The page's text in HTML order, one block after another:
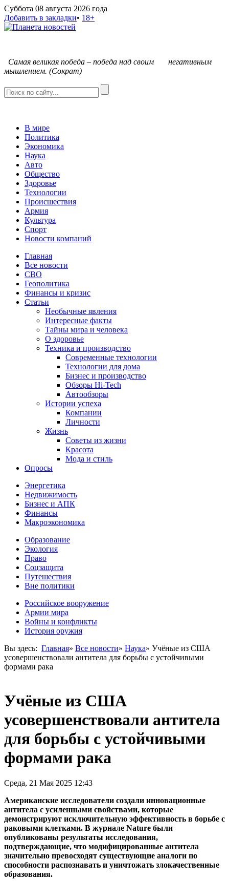
Суббота 08 августа 2026 года
Добавить в закладки• 18+
Самая великая победа – победа над своим негативным
мышлением. (Сократ)
В мире
Политика
Экономика
Наука
Авто
Общество
Здоровье
Технологии
Происшествия
Армия
Культура
Спорт
Новости компаний
Главная
Все новости
СВО
Геополитика
Финансы и кризис
Статьи
Необычные явления
Интересные факты
Тайны мира и человека
О здоровье
Техника и производство
Современные технологии
Технологии для дома
Бизнес и производство
Обзоры Hi-Tech
Автообзоры
Истории успеха
Компании
Личности
Жизнь
Советы из жизни
Красота
Мода и стиль
Опросы
Энергетика
Недвижимость
Бизнес и АПК
Финансы
Макроэкономика
Образование
Экология
Право
Соцзащита
Путешествия
Вне политики
Российское вооружение
Армии мира
Войны и конфликты
История оружия
Вы здесь: Главная» Все новости» Наука» Учёные из США
усовершенствовали антитела для борьбы с устойчивыми
формами рака
Учёные из США
усовершенствовали антитела
для борьбы с устойчивыми
формами рака
Среда, 21 Мая 2025 12:43
Американские исследователи создали инновационные
антитела с усиленными свойствами, которые
демонстрируют исключительную эффективность в борьбе с
раковыми клетками. В журнале Nature были
опубликованы результаты исследования,
подтверждающие, что модифицированные антитела
значительно превосходят существующие аналоги по
способности распознавать и уничтожать злокачественные
образования.